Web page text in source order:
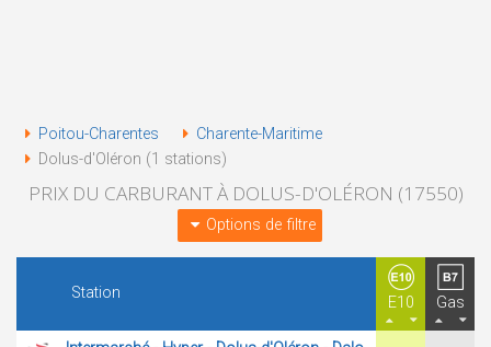
Poitou-Charentes
Charente-Maritime
Dolus-d'Oléron (1 stations)
PRIX DU CARBURANT À DOLUS-D'OLÉRON (17550)
Options de filtre
Station
E10 Gas